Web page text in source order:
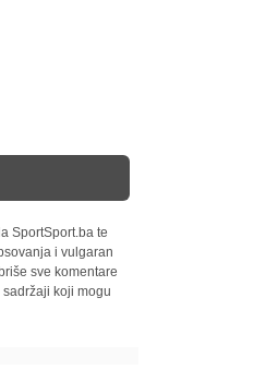
SportSport.ba te
i vulgaran
sve komentare
koji mogu